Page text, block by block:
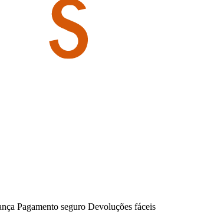
Pagamento seguro Devoluções fáceis